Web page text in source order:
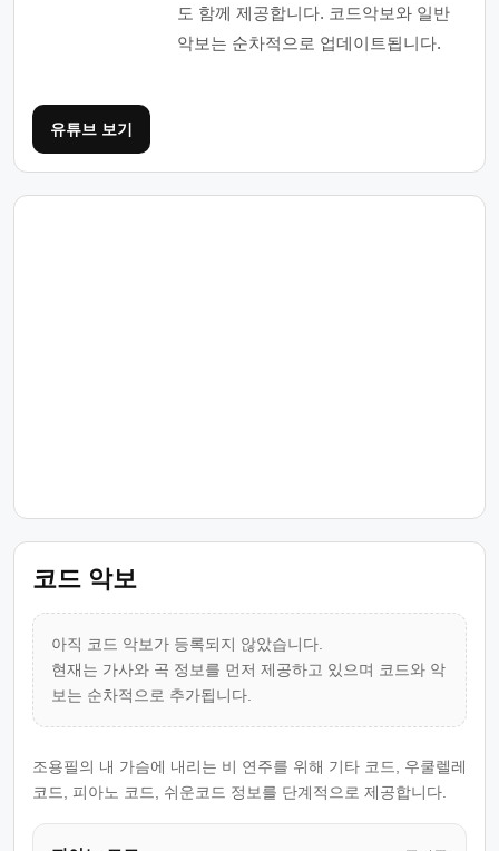
도 함께 제공합니다. 코드악보와 일반
악보는 순차적으로 업데이트됩니다.
유튜브 보기
코드 악보
아직 코드 악보가 등록되지 않았습니다.
현재는 가사와 곡 정보를 먼저 제공하고 있으며 코드와 악
보는 순차적으로 추가됩니다.
조용필의 내 가슴에 내리는 비 연주를 위해 기타 코드, 우쿨렐레
코드, 피아노 코드, 쉬운코드 정보를 단계적으로 제공합니다.